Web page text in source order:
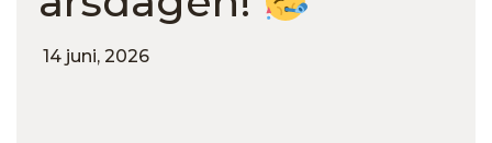
14 juni, 2026